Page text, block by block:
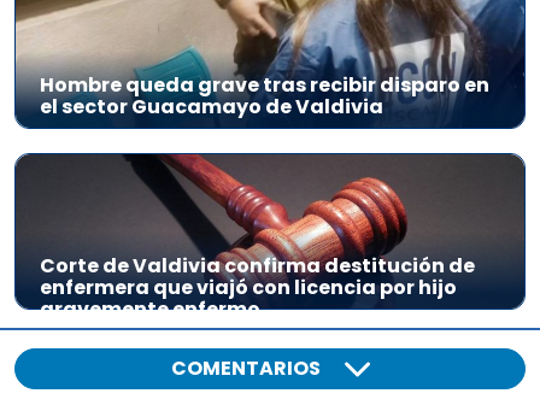
Hombre queda grave tras recibir disparo en
el sector Guacamayo de Valdivia
Corte de Valdivia confirma destitución de
enfermera que viajó con licencia por hijo
gravemente enfermo
COMENTARIOS